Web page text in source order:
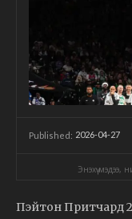
Published: 2026-04-27
Энэхүү
Пэйтон Притчард